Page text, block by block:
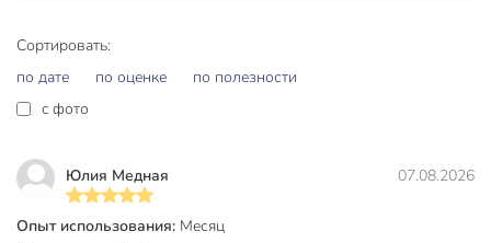
Сортировать:
по дате
по оценке
по полезности
c фото
Юлия Медная 07.08.2026
Опыт использования: Месяц